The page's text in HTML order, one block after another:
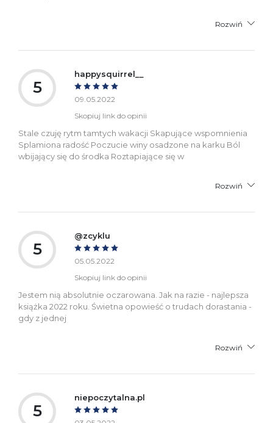
Rozwiń
5
happysquirrel__
09.05.2022
Skopiuj link do opinii
Stale czuję rytm tamtych wakacji Skapujące wspomnienia
Splamiona radość Poczucie winy osadzone na karku Ból
wbijający się do środka Roztapiające się w
Rozwiń
5
@zcyklu
05.05.2022
Skopiuj link do opinii
Jestem nią absolutnie oczarowana. Jak na razie - najlepsza
książka 2022 roku. Świetna opowieść o trudach dorastania -
gdy z jednej
Rozwiń
5
niepoczytalna.pl